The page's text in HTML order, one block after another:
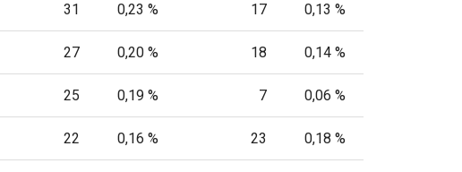
31 0,23 % 17 0,13 %
27 0,20 % 18 0,14 %
25 0,19 % 7 0,06 %
22 0,16 % 23 0,18 %